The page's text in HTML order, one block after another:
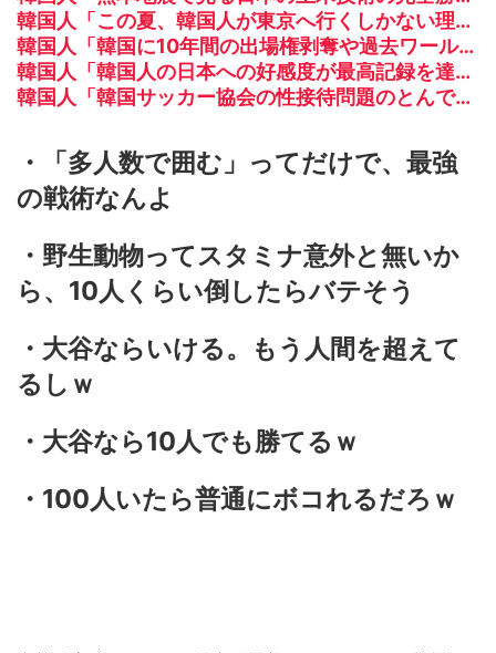
韓国人「この夏、韓国人が東京へ行くしかない理由がこちら…」→「快適そうでめちゃくちゃ羨ましい…（ﾌﾞﾙﾌﾞﾙ」＝韓国の反応
韓国人「韓国に10年間の出場権剥奪や過去ワールドカップ、オリンピック予選の記録削除を要求するFIFA公式制裁を海外メディアが報道！」
韓国人「韓国人の日本への好感度が最高記録を達成した理由」
韓国人「韓国サッカー協会の性接待問題のとんでもない言い訳がこちら…」→「もはや自白だろこれ…（ﾌﾞﾙﾌﾞﾙ」＝韓国の反応
・「多人数で囲む」ってだけで、最強
の戦術なんよ
・野生動物ってスタミナ意外と無いか
ら、10人くらい倒したらバテそう
・大谷ならいける。もう人間を超えて
るしｗ
・大谷なら10人でも勝てるｗ
・100人いたら普通にボコれるだろｗ